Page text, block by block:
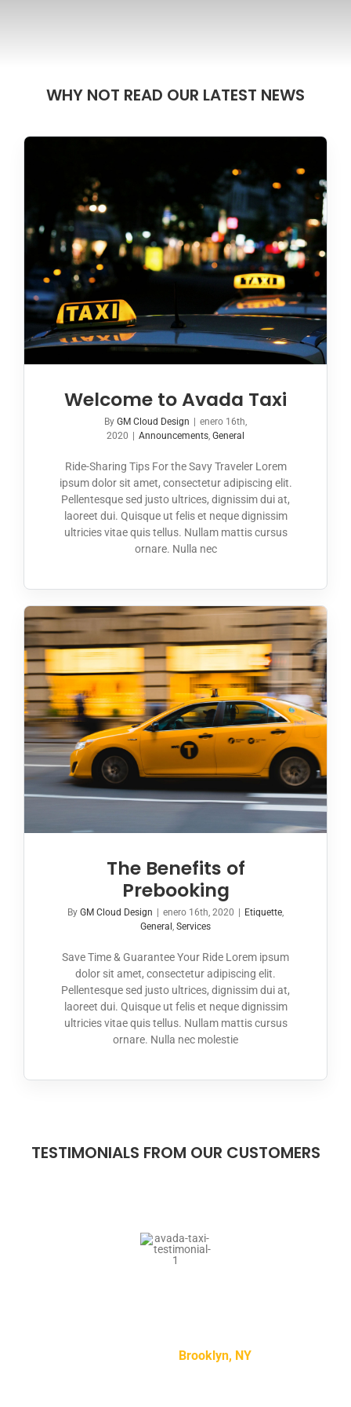
WHY NOT READ OUR LATEST NEWS
Welcome to Avada Taxi
By GM Cloud Design | enero 16th,
2020 | Announcements General
Ride-Sharing Tips For the Savy Traveler Lorem
ipsum dolor sit amet, consectetur adipiscing elit.
Pellentesque sed justo ultrices, dignissim dui at,
laoreet dui. Quisque ut felis et neque dignissim
ultricies vitae quis tellus. Nullam mattis cursus
ornare. Nulla nec
The Benefits of
Prebooking
By GM Cloud Design enero 16th, 2020 Etiquette,
General , Services
Save Time & Guarantee Your Ride Lorem ipsum
dolor sit amet, consectetur adipiscing elit.
Pellentesque sed justo ultrices, dignissim dui at,
laoreet dui. Quisque ut felis et neque dignissim
ultricies vitae quis tellus. Nullam mattis cursus
ornare. Nulla nec molestie
TESTIMONIALS FROM OUR CUSTOMERS
Brooklyn, NY